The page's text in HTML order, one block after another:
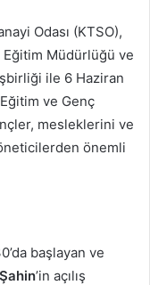
Odası (KTSO),
Eğitim Müdürlüğü ve
ile 6 Haziran
ve Genç
mesleklerini ve
önemli
başlayan ve
’in açılış